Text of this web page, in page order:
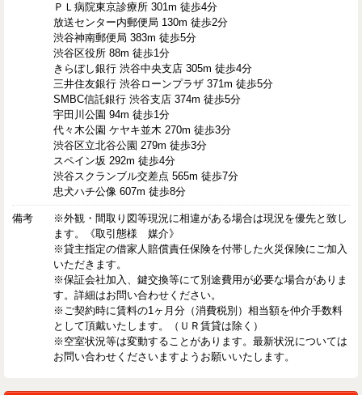
ＰＬ病院東京診療所 301m 徒歩4分
放送センター内郵便局 130m 徒歩2分
渋谷神南郵便局 383m 徒歩5分
渋谷区役所 88m 徒歩1分
きらぼし銀行 渋谷中央支店 305m 徒歩4分
三井住友銀行 渋谷ローンプラザ 371m 徒歩5分
SMBC信託銀行 渋谷支店 374m 徒歩5分
宇田川公園 94m 徒歩1分
代々木公園 ケヤキ並木 270m 徒歩3分
渋谷区立北谷公園 279m 徒歩3分
スペイン坂 292m 徒歩4分
渋谷スクランブル交差点 565m 徒歩7分
忠犬ハチ公像 607m 徒歩8分
備考
※外観・間取り図等現況に相違がある場合は現況を優先と致し
ます。《取引態様 媒介》
※貸主指定の借家人賠償責任保険を付帯した火災保険にご加入
いただきます。
※保証会社加入、鍵交換等にて別途費用が必要な場合がありま
す。詳細はお問い合わせください。
※ご契約時に賃料の1ヶ月分（消費税別）相当額を仲介手数料
として頂戴いたします。（ＵＲ賃貸は除く）
※空室状況等は変動することがあります。最新状況については
お問い合わせくださいますようお願いいたします。